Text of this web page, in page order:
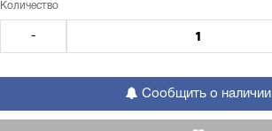
Количество
-
Сообщить о наличии